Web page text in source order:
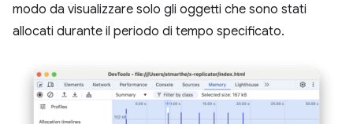
modo da visualizzare solo gli oggetti che sono stati
allocati durante il periodo di tempo specificato.